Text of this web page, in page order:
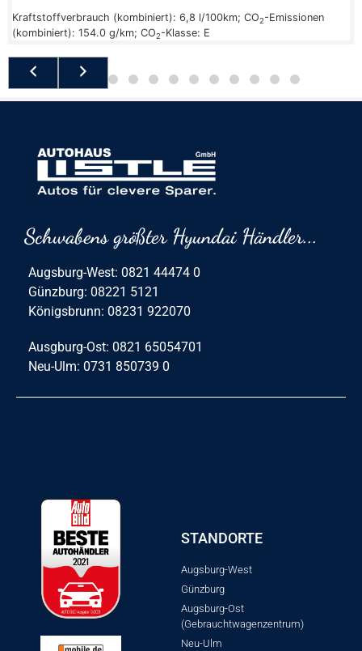
Kraftstoffverbrauch (kombiniert): 6,8 l/100km; CO2-Emissionen
(kombiniert): 154.0 g/km; CO2-Klasse: E
Schwabens größter Hyundai Händler...
Augsburg-West: 0821 44474 0
Günzburg: 08221 5121
Königsbrunn: 08231 922070
Ausgburg-Ost: 0821 65054701
Neu-Ulm: 0731 850739 0
STANDORTE
Augsburg-West
Günzburg
Augsburg-Ost
(Gebrauchtwagenzentrum)
Neu-Ulm